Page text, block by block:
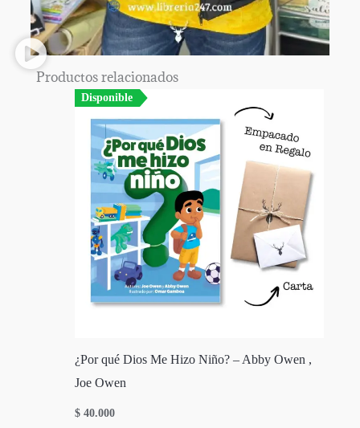
Productos relacionados
Disponible
¿Por qué Dios Me Hizo Niño? – Abby Owen ,
Joe Owen
$ 40.000